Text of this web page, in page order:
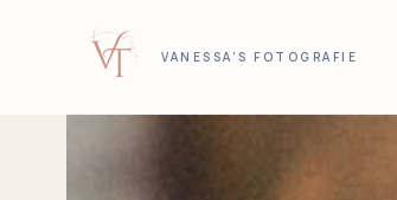
VANESSA'S FOTOGRAFIE